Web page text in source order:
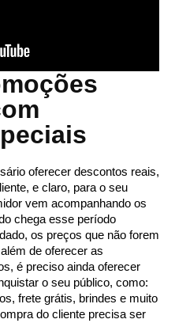
oferecer descontos reais,
e claro, para o seu
vem acompanhando os
chega esse período
os preços que não forem
de oferecer as
é preciso ainda oferecer
o seu público, como:
frete grátis, brindes e muito
do cliente precisa ser